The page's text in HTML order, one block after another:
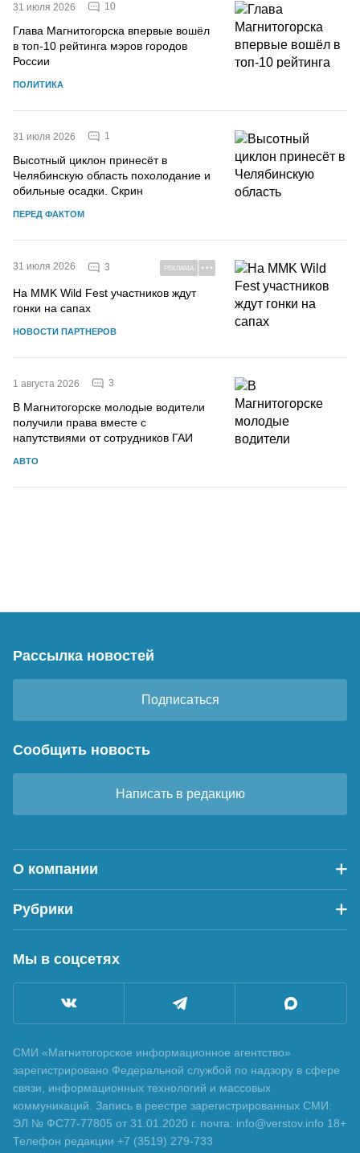
31 июля 2026 10
Глава Магнитогорска впервые вошёл
в топ-10 рейтинга мэров городов
России
ПОЛИТИКА
31 июля 2026 1
Высотный циклон принесёт в
Челябинскую область похолодание и
обильные осадки. Скрин
ПЕРЕД ФАКТОМ
31 июля 2026 3 РЕКЛАМА
На MMK Wild Fest участников ждут
гонки на сапах
НОВОСТИ ПАРТНЕРОВ
1 августа 2026 3
В Магнитогорске молодые водители
получили права вместе с
напутствиями от сотрудников ГАИ
АВТО
Рассылка новостей
Подписаться
Сообщить новость
Написать в редакцию
О компании
Рубрики
Мы в соцсетях
СМИ «Магнитогорское информационное агентство»
зарегистрировано Федеральной службой по надзору в сфере
связи, информационных технологий и массовых
коммуникаций. Запись в реестре зарегистрированных СМИ:
ЭЛ № ФС77-77805 от 31.01.2020 г. почта: info@verstov.info 18+
Телефон редакции +7 (3519) 279-733